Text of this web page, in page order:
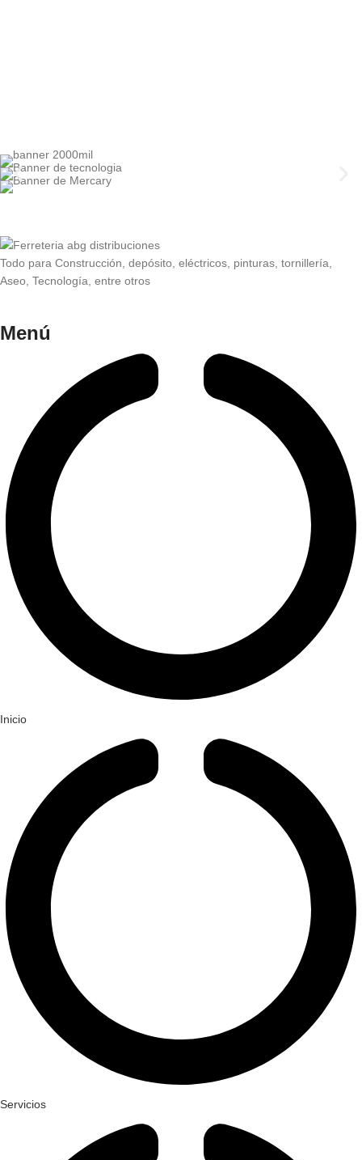
Todo para Construcción, depósito, eléctricos, pinturas, tornillería,
Aseo, Tecnología, entre otros
Menú
Inicio
Servicios